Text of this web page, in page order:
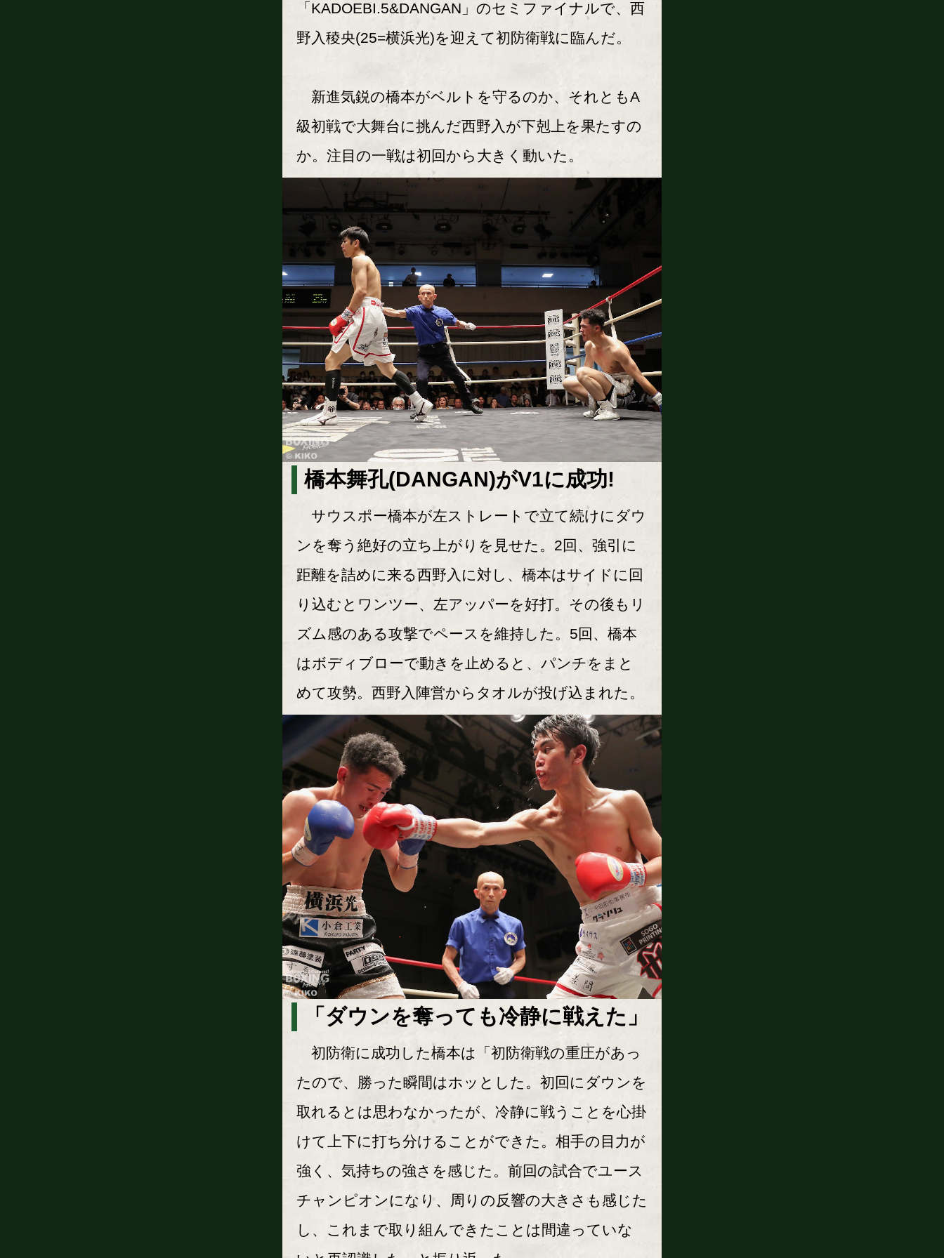
「KADOEBI.5&DANGAN」のセミファイナルで、西
野入稜央(25=横浜光)を迎えて初防衛戦に臨んだ。
新進気鋭の橋本がベルトを守るのか、それともA
級初戦で大舞台に挑んだ西野入が下剋上を果たすの
か。注目の一戦は初回から大きく動いた。
橋本舞孔(DANGAN)がV1に成功!
サウスポー橋本が左ストレートで立て続けにダウ
ンを奪う絶好の立ち上がりを見せた。2回、強引に
距離を詰めに来る西野入に対し、橋本はサイドに回
り込むとワンツー、左アッパーを好打。その後もリ
ズム感のある攻撃でペースを維持した。5回、橋本
はボディブローで動きを止めると、パンチをまと
めて攻勢。西野入陣営からタオルが投げ込まれた。
「ダウンを奪っても冷静に戦えた」
初防衛に成功した橋本は「初防衛戦の重圧があっ
たので、勝った瞬間はホッとした。初回にダウンを
取れるとは思わなかったが、冷静に戦うことを心掛
けて上下に打ち分けることができた。相手の目力が
強く、気持ちの強さを感じた。前回の試合でユース
チャンピオンになり、周りの反響の大きさも感じた
し、これまで取り組んできたことは間違っていな